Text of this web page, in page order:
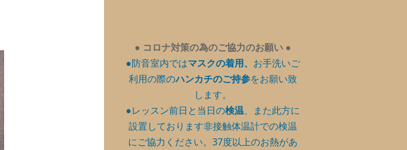
● コロナ対策の為のご協力のお願い ●
●防音室内ではマスクの着用、 お手洗いご
利用の際のハンカチのご持参をお願い致
します。
●レッスン前日と当日の検温、また此方に
設置しております非接触体温計での検温
にご協力ください。37度以上のお熱があ